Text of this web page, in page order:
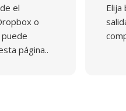
el
o
página..